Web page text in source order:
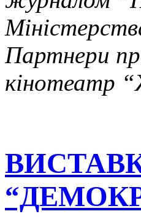
Партнери
кінотеатр